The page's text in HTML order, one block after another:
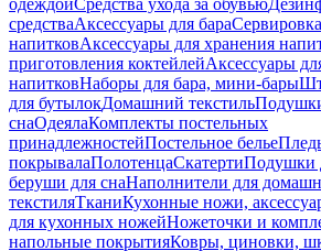
одеждойСредства ухода за обувью
средстваАксессуары для бара
напитковАксессуары для хранения
приготовления коктейлейАксессуары
напитковНаборы для бара, мини-бары
для бутылокДомашний текстиль
снаОдеялаКомплекты постельных
принадлежностейПостельное белье
покрывалаПолотенцаСкатертиПодушки
беруши для снаНаполнители для
текстиляТканиКухонные ножи,
для кухонных ножейНожеточки и
напольные покрытияКовры, циновки,